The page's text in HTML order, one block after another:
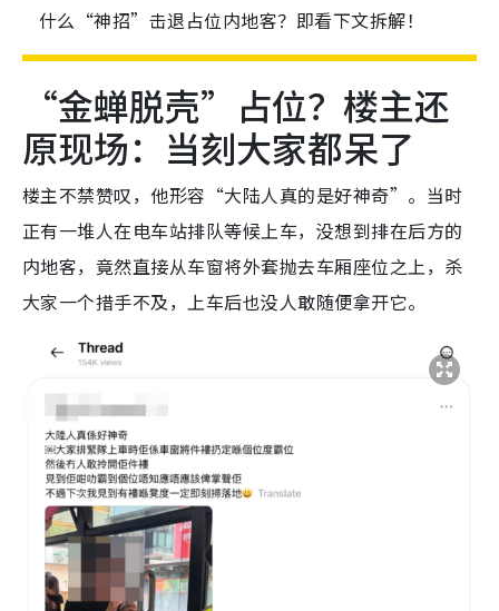
什么“神招”击退占位内地客？即看下文拆解！
“金蝉脱壳”占位？楼主还
原现场：当刻大家都呆了
楼主不禁赞叹，他形容“大陆人真的是好神奇”。当时
正有一堆人在电车站排队等候上车，没想到排在后方的
内地客，竟然直接从车窗将外套抛去车厢座位之上，杀
大家一个措手不及，上车后也没人敢随便拿开它。